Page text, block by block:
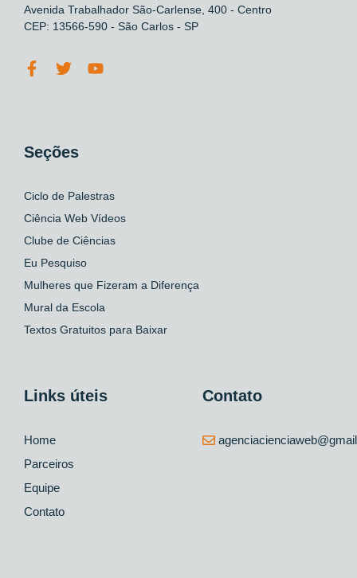
Avenida Trabalhador São-Carlense, 400 - Centro
CEP: 13566-590 - São Carlos - SP
Seções
Ciclo de Palestras
Ciência Web Vídeos
Clube de Ciências
Eu Pesquiso
Mulheres que Fizeram a Diferença
Mural da Escola
Textos Gratuitos para Baixar
Links úteis
Home
Parceiros
Equipe
Contato
Contato